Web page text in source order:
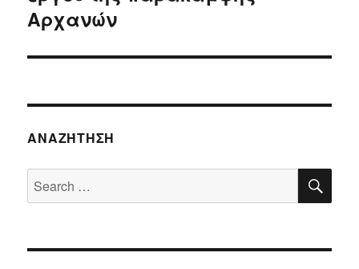
Αρχανών
ΑΝΑΖΉΤΗΣΗ
Search
for: